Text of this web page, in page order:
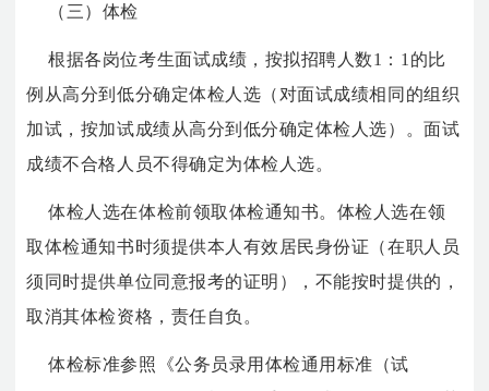
（三）体检
根据各岗位考生面试成绩，按拟招聘人数1：1的比
例从高分到低分确定体检人选（对面试成绩相同的组织
加试，按加试成绩从高分到低分确定体检人选）。面试
成绩不合格人员不得确定为体检人选。
体检人选在体检前领取体检通知书。体检人选在领
取体检通知书时须提供本人有效居民身份证（在职人员
须同时提供单位同意报考的证明），不能按时提供的，
取消其体检资格，责任自负。
体检标准参照《公务员录用体检通用标准（试